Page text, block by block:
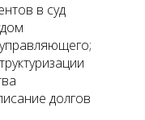
в суд
долгов